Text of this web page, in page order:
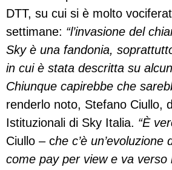
DTT, su cui si è molto
settimane: “l’invasione del
Sky è una fandonia,
in cui è stata descritta su
Chiunque capirebbe che
renderlo noto, Stefano Ciullo,
Istituzionali di Sky Italia. “È
Ciullo – che c’è
come pay per view e va verso